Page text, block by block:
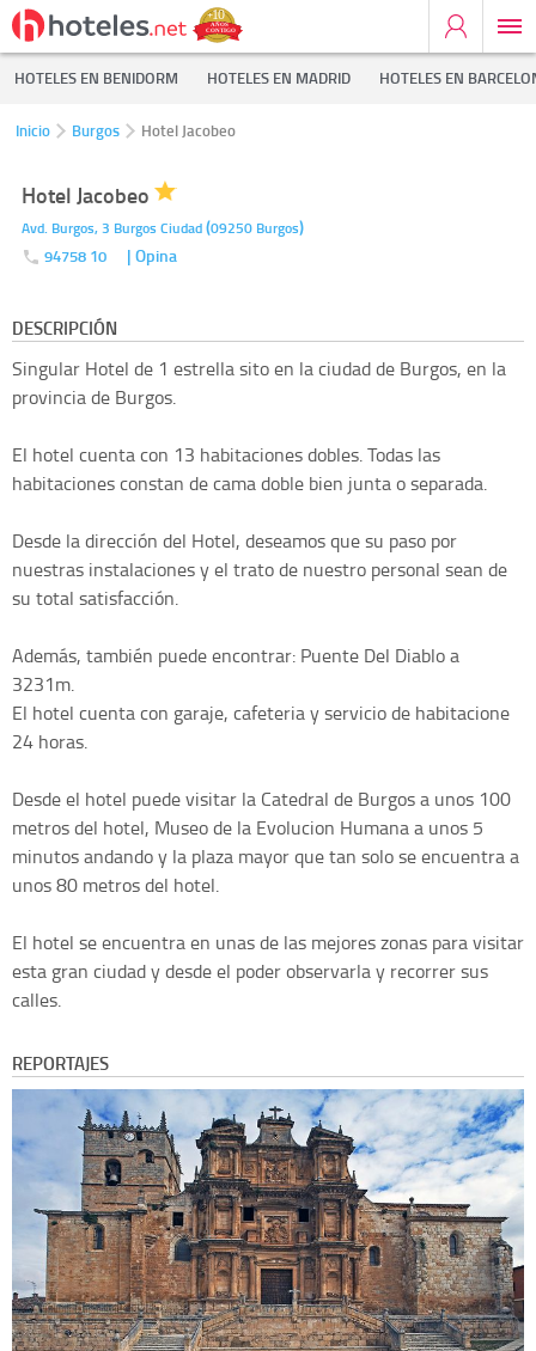
HOTELES EN BENIDORM HOTELES EN MADRID HOTELES EN
Inicio Burgos Hotel Jacobeo
Hotel Jacobeo
Avd. Burgos, 3 Burgos Ciudad(09250 Burgos)
94758 10 | Opina
DESCRIPCIÓN
Singular Hotel de 1 estrella sito en la ciudad de Burgos, en la
provincia de Burgos.
El hotel cuenta con 13 habitaciones dobles. Todas las
habitaciones constan de cama doble bien junta o separada.
Desde la dirección del Hotel, deseamos que su paso por
nuestras instalaciones y el trato de nuestro personal sean de
su total satisfacción.
Además, también puede encontrar: Puente Del Diablo a
3231m.
El hotel cuenta con garaje, cafeteria y servicio de habitacione
24 horas.
Desde el hotel puede visitar la Catedral de Burgos a unos 100
metros del hotel, Museo de la Evolucion Humana a unos 5
minutos andando y la plaza mayor que tan solo se encuentra a
unos 80 metros del hotel.
El hotel se encuentra en unas de las mejores zonas para visitar
esta gran ciudad y desde el poder observarla y recorrer sus
calles.
REPORTAJES